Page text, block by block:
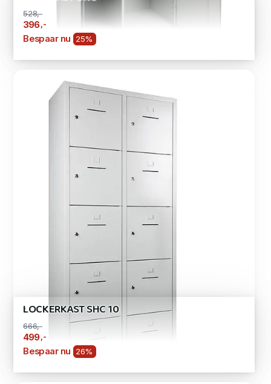
528,-
396 ,-
Bespaar nu 25%
LOCKERKAST SHC 10
666,-
499 ,-
Bespaar nu 26%